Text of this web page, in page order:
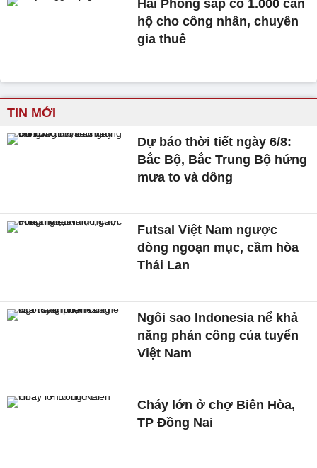
Hải Phòng sắp có 1.000 căn
hộ cho công nhân, chuyên
gia thuê
TIN MỚI
Dự báo thời tiết ngày 6/8:
Bắc Bộ, Bắc Trung Bộ hứng
mưa to và dông
Futsal Việt Nam ngược
dòng ngoạn mục, cầm hòa
Thái Lan
Ngôi sao Indonesia nể khả
năng phản công của tuyển
Việt Nam
Cháy lớn ở chợ Biên Hòa,
TP Đồng Nai